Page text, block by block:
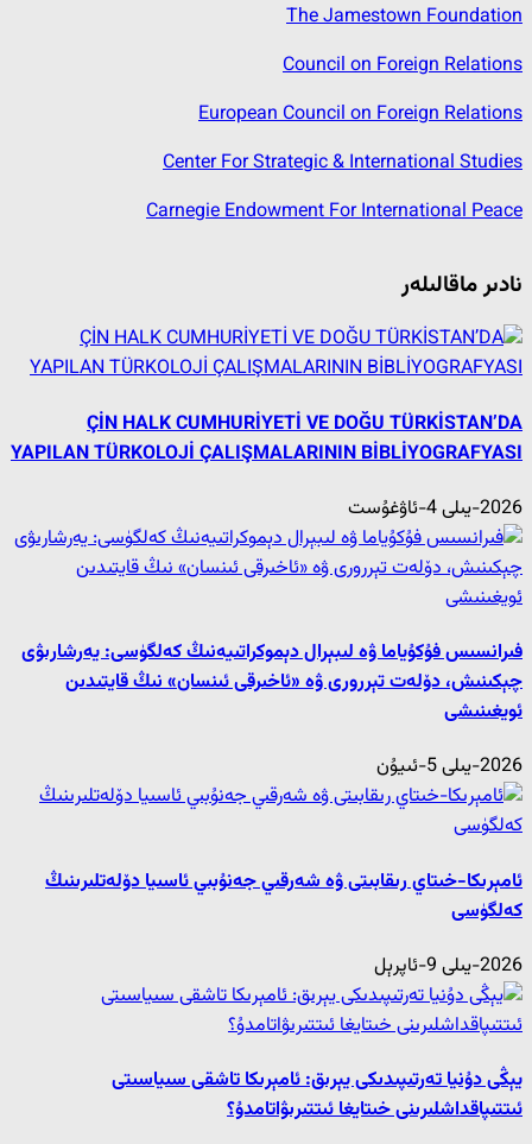
The Jamestown Foundation
Council on Foreign Relations
European Council on Foreign Relations
Center For Strategic & International Studies
Carnegie Endowment For International Peace
نادىر ماقالىلەر
ÇİN HALK CUMHURİYETİ VE DOĞU TÜRKİSTAN’DA
YAPILAN TÜRKOLOJİ ÇALIŞMALARININ BİBLİYOGRAFYASI
2026-يىلى 4-ئاۋغۇست
فىرانسىس فۇكۇياما ۋە لىبېرال دېموكراتىيەنىڭ كەلگۈسى: يەرشارىۋى
چېكىنىش، دۆلەت تېررورى ۋە «ئاخىرقى ئىنسان» نىڭ قايتىدىن
ئويغىنىشى
2026-يىلى 5-ئىيۇن
ئامېرىكا-خىتاي رىقابىتى ۋە شەرقىي جەنۇبىي ئاسىيا دۆلەتلىرىنىڭ
كەلگۈسى
2026-يىلى 9-ئاپرېل
يېڭى دۇنيا تەرتىپىدىكى يېرىق: ئامېرىكا تاشقى سىياسىتى
ئىتتىپاقداشلىرىنى خىتايغا ئىتتىرىۋاتامدۇ؟